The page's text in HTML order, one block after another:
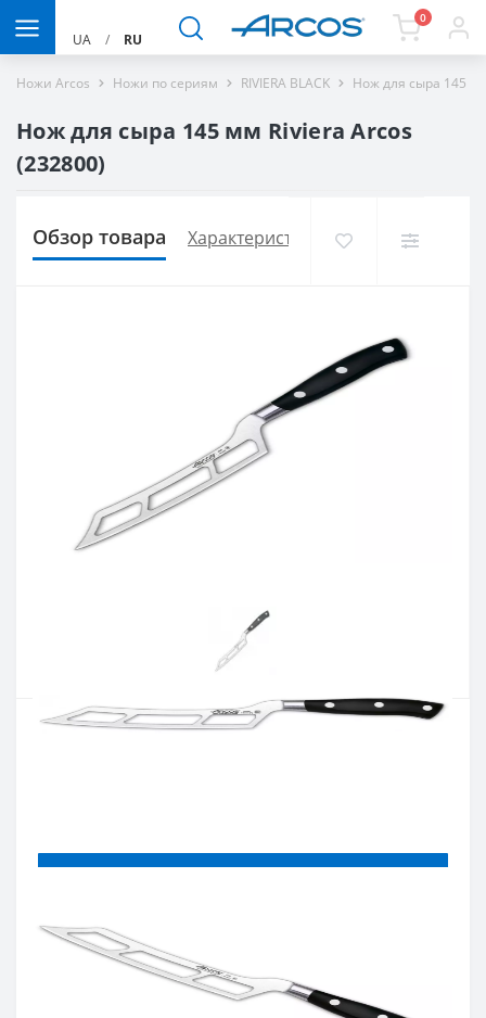
UA / RU
0
Ножи Arcos Ножи по сериям RIVIERA BLACK Нож для сыра 145
Нож для сыра 145 мм Riviera Arcos
(232800)
Обзор товара Характеристики Доставка и
Артикул:232800
Купить в один клик
Введите номер телефона и мы перезвоним
Купить